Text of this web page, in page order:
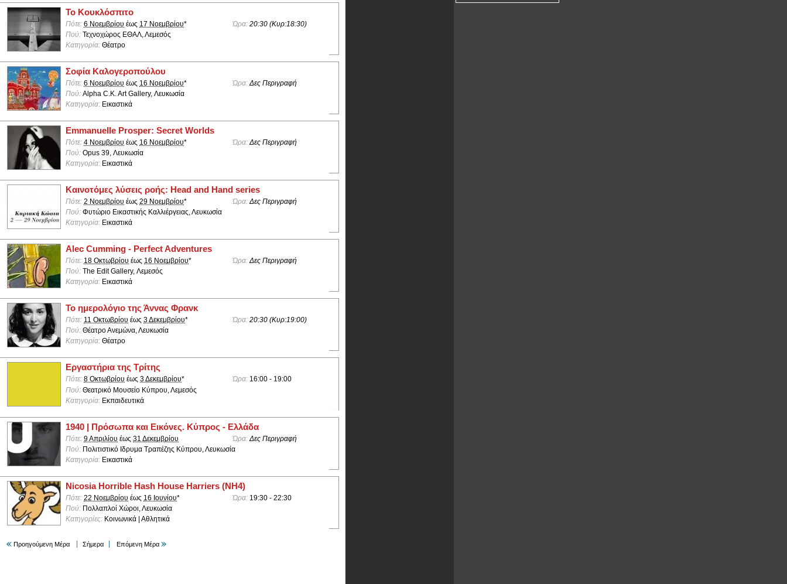
To Κουκλόσπιτο
Πότε: 6 Νοεμβρίου έως 17 Νοεμβρίου* Ώρα: 20:30 (Κυρ:18:30)
Πού: Τεχνοχώρος ΕΘΑΛ, Λεμεσός
Κατηγορία: Θέατρο
Σοφία Καλογεροπούλου
Πότε: 6 Νοεμβρίου έως 16 Νοεμβρίου* Ώρα:Δες Περιγραφή
Πού: Alpha C.K. Art Gallery, Λευκωσία
Κατηγορία: Εικαστικά
Emmanuelle Prosper: Secret Worlds
Πότε: 4 Νοεμβρίου έως 16 Νοεμβρίου* Ώρα:Δες Περιγραφή
Πού: Opus 39, Λευκωσία
Κατηγορία: Εικαστικά
Καινοτόμες λύσεις ροής: Head and Hand series
Πότε: 2 Νοεμβρίου έως 29 Νοεμβρίου* Ώρα:Δες Περιγραφή
Πού: Φυτώριο Εικαστικής Καλλιέργειας, Λευκωσία
Κατηγορία: Εικαστικά
Alec Cumming - Perfect Adventures
Πότε: 18 Οκτωβρίου έως 16 Νοεμβρίου* Ώρα:Δες Περιγραφή
Πού: The Edit Gallery, Λεμεσός
Κατηγορία: Εικαστικά
Το ημερολόγιο της Άννας Φρανκ
Πότε: 11 Οκτωβρίου έως 3 Δεκεμβρίου* Ώρα: 20:30 (Κυρ:19:00)
Πού: Θέατρο Ανεμώνα, Λευκωσία
Κατηγορία: Θέατρο
Εργαστήρια της Τρίτης
Πότε: 8 Οκτωβρίου έως 3 Δεκεμβρίου* Ώρα: 16:00 - 19:00
Πού: Θεατρικό Μουσείο Κύπρου, Λεμεσός
Κατηγορία: Εκπαιδευτικά
1940 | Πρόσωπα και Εικόνες. Κύπρος - Ελλάδα
Πότε: 9 Απριλίου έως 31 Δεκεμβρίου Ώρα: Δες Περιγραφή
Πού: Πολιτιστικό Ιδρυμα Τραπέζης Κύπρου, Λευκωσία
Κατηγορία: Εικαστικά
Nicosia Horrible Hash House Harriers (NH4)
Πότε: 22 Νοεμβρίου έως 16 Ιουνίου* Ώρα: 19:30 - 22:30
Πού: Πολλαπλοί Χώροι, Λευκωσία
Κατηγορίες: Κοινωνικά | Αθλητικά
Προηγούμενη Μέρα Σήμερα Επόμενη Μέρα